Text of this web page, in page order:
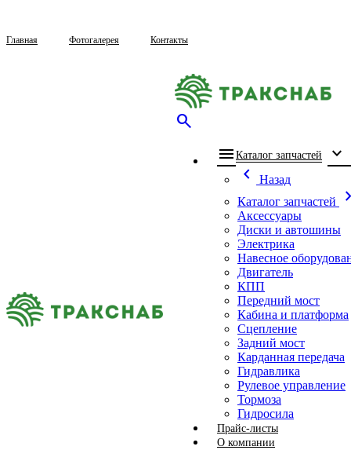
Главная Фотогалерея Контакты
search
menu Каталог запчастей expand_more
chevron_left
Назад
Каталог запчастей
Аксессуары
Диски и автошины
Электрика
Навесное
Двигатель
КПП
Передний мост
Кабина и платформа
Сцепление
Задний мост
Карданная передача
Гидравлика
Рулевое управление
Тормоза
Гидросила
Прайс-листы
О компании